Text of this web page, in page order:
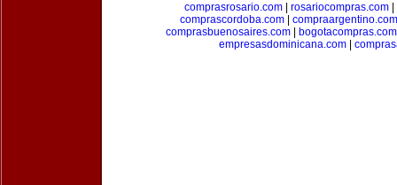
comprasrosario.com
rosariocompras.com
comprascordoba.com
compraargentino.com
comprasbuenosaires.com
bogotacompras.com
empresasdominicana.com